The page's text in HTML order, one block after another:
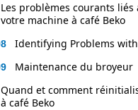
Les problèmes courants
votre machine à café Beko
Identifying Problems
Maintenance du broyeur
Quand et comment
à café Beko